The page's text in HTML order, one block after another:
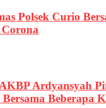
Polsek Curio
Ardyansyah
Beberapa